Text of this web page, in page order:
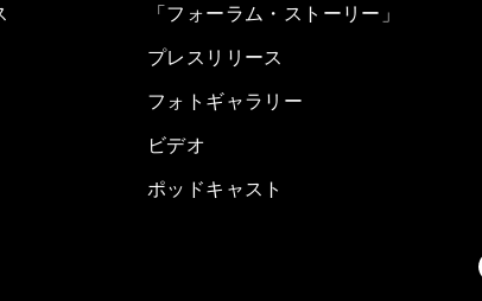
「フォーラム・ストーリー」
プレスリリース
フォトギャラリー
ビデオ
ポッドキャスト